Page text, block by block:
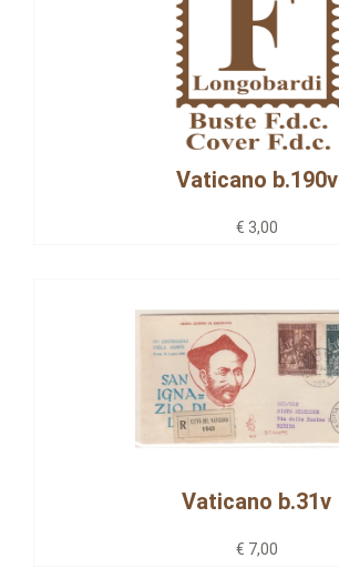
Vaticano b.190v
€ 3,00
Vaticano b.31v
€ 7,00